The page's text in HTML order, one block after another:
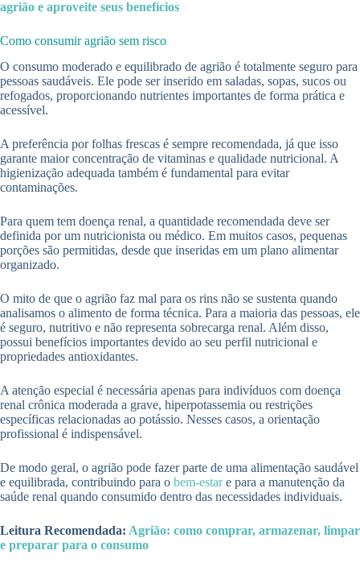
agrião e aproveite seus benefícios
Como consumir agrião sem risco
O consumo moderado e equilibrado de agrião é totalmente seguro para
pessoas saudáveis. Ele pode ser inserido em saladas, sopas, sucos ou
refogados, proporcionando nutrientes importantes de forma prática e
acessível.
A preferência por folhas frescas é sempre recomendada, já que isso
garante maior concentração de vitaminas e qualidade nutricional. A
higienização adequada também é fundamental para evitar
contaminações.
Para quem tem doença renal, a quantidade recomendada deve ser
definida por um nutricionista ou médico. Em muitos casos, pequenas
porções são permitidas, desde que inseridas em um plano alimentar
organizado.
O mito de que o agrião faz mal para os rins não se sustenta quando
analisamos o alimento de forma técnica. Para a maioria das pessoas, ele
é seguro, nutritivo e não representa sobrecarga renal. Além disso,
possui benefícios importantes devido ao seu perfil nutricional e
propriedades antioxidantes.
A atenção especial é necessária apenas para indivíduos com doença
renal crônica moderada a grave, hiperpotassemia ou restrições
específicas relacionadas ao potássio. Nesses casos, a orientação
profissional é indispensável.
De modo geral, o agrião pode fazer parte de uma alimentação saudável
e equilibrada, contribuindo para o bem-estare para a manutenção da
saúde renal quando consumido dentro das necessidades individuais.
Leitura Recomendada: Agrião: como comprar, armazenar, limpar
e preparar para o consumo